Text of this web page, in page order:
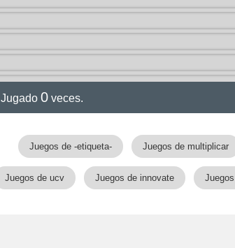
Jugado 0 veces.
Juegos de -etiqueta- Juegos de multiplicar
Juegos de ucv Juegos de innovate